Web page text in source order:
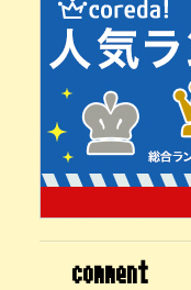
comment